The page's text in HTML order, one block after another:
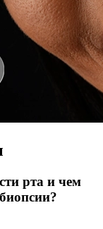
рта и чем